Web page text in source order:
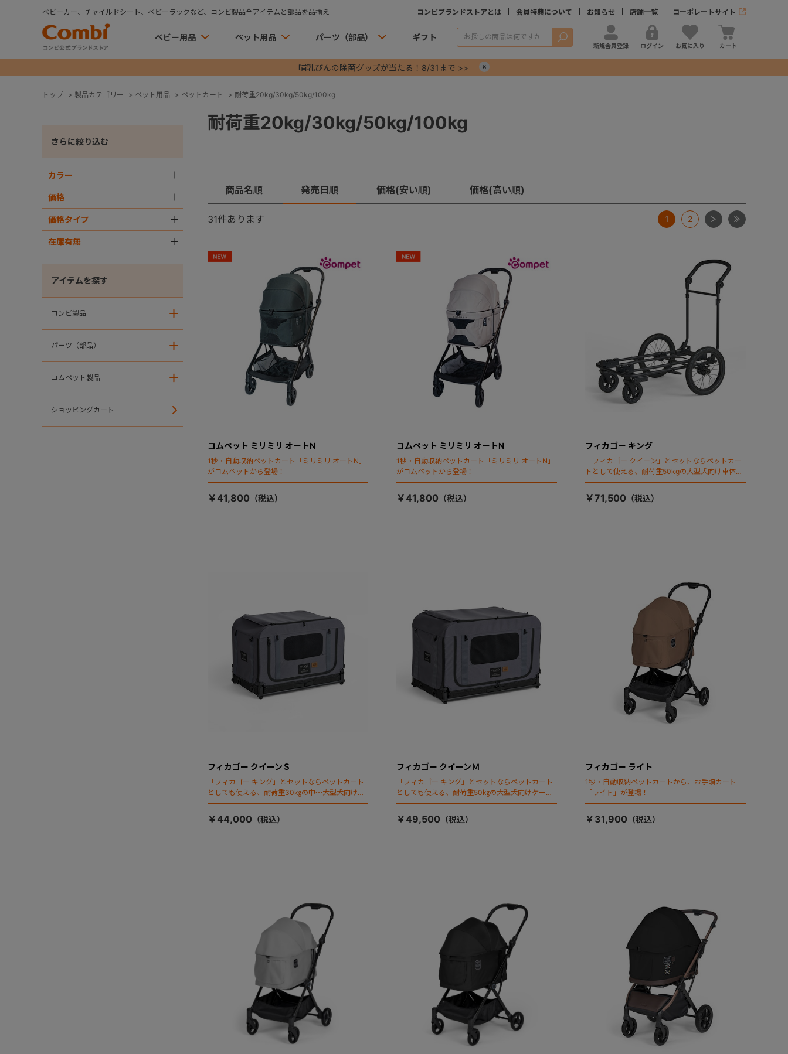
ベビーカー、チャイルドシート、ベビーラックなど、コンビ製品全アイテムと部品を品揃え コンビブランドストアとは 会員特典について お知らせ 店舗一覧 コーポレートサイト
ベビー用品 ペット用品 パーツ（部品） ギフト 検索
新規会員登録 ログイン お気に入り カート
哺乳びんの除菌グッズが当たる！8/31まで >>
トップ > 製品カテゴリー > ペット用品 > ペットカート > 耐荷重20kg/30kg/50kg/100kg
さらに絞り込む
カラー
価格
価格タイプ
在庫有無
アイテムを探す
コンビ製品
パーツ（部品）
コムペット製品
ショッピングカート
耐荷重20kg/30kg/50kg/100kg
商品名順 発売日順 価格(安い順) 価格(高い順)
31件あります 1 2 次 最後
コムペット ミリミリ オートN
1秒・自動収納ペットカート「ミリミリ オートN」
がコムペットから登場！
￥41,800
コムペット ミリミリ オートN
1秒・自動収納ペットカート「ミリミリ オートN」
がコムペットから登場！
￥41,800
フィカゴー キング
「フィカゴー クイーン」とセットならペットカー
トとして使える、耐荷重50kgの大型犬向け車体登
場！
￥71,500
フィカゴー クイーンＳ
「フィカゴー キング」とセットならペットカート
としても使える、耐荷重30㎏の中～大型犬向けケ
ージが登場！
￥44,000
フィカゴー クイーンＭ
「フィカゴー キング」とセットならペットカート
としても使える、耐荷重50㎏の大型犬向けケージ
が登場！
￥49,500
フィカゴー ライト
1秒・自動収納ペットカートから、お手頃カート
「ライト」が登場！
￥31,900